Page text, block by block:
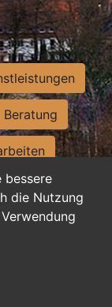
bessere
die Nutzung
Beratung